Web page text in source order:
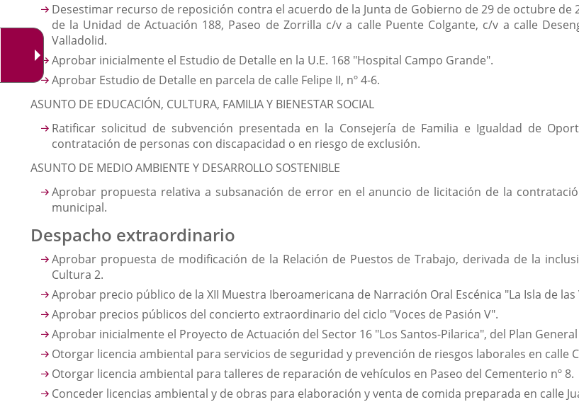
Desestimar recurso de reposición contra el acuerdo de la Junta de Gobierno de 29 de octubre
de la Unidad de Actuación 188, Paseo de Zorrilla c/v a calle Puente Colgante, c/v a calle
Valladolid.
Aprobar inicialmente el Estudio de Detalle en la U.E. 168 "Hospital Campo Grande".
Aprobar Estudio de Detalle en parcela de calle Felipe II, nº 4-6.
ASUNTO DE EDUCACIÓN, CULTURA, FAMILIA Y BIENESTAR SOCIAL
Ratificar solicitud de subvención presentada en la Consejería de Familia e Igualdad de
contratación de personas con discapacidad o en riesgo de exclusión.
ASUNTO DE MEDIO AMBIENTE Y DESARROLLO SOSTENIBLE
Aprobar propuesta relativa a subsanación de error en el anuncio de licitación de la
municipal.
Despacho extraordinario
Aprobar propuesta de modificación de la Relación de Puestos de Trabajo, derivada de la
Cultura 2.
Aprobar precio público de la XII Muestra Iberoamericana de Narración Oral Escénica "La Isla de las
Aprobar precios públicos del concierto extraordinario del ciclo "Voces de Pasión V".
Aprobar inicialmente el Proyecto de Actuación del Sector 16 "Los Santos-Pilarica", del Plan
Otorgar licencia ambiental para servicios de seguridad y prevención de riesgos laborales en calle
Otorgar licencia ambiental para talleres de reparación de vehículos en Paseo del Cementerio nº 8.
Conceder licencias ambiental y de obras para elaboración y venta de comida preparada en calle